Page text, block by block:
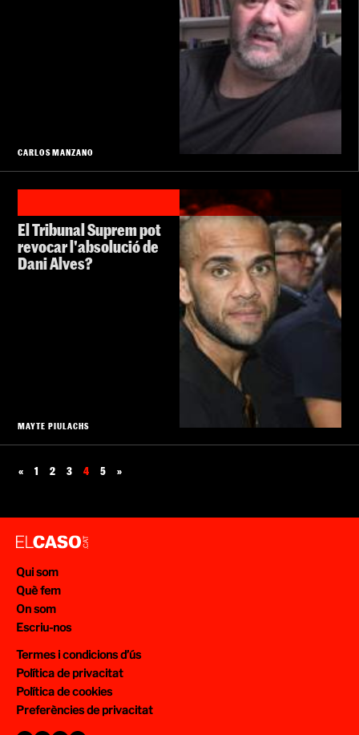
CARLOS MANZANO
El Tribunal Suprem pot
revocar l'absolució de
Dani Alves?
MAYTE PIULACHS
« 1 2 3 4 5 »
Qui som
Què fem
On som
Escriu-nos
Termes i condicions d’ús
Política de privacitat
Política de cookies
Preferències de privacitat